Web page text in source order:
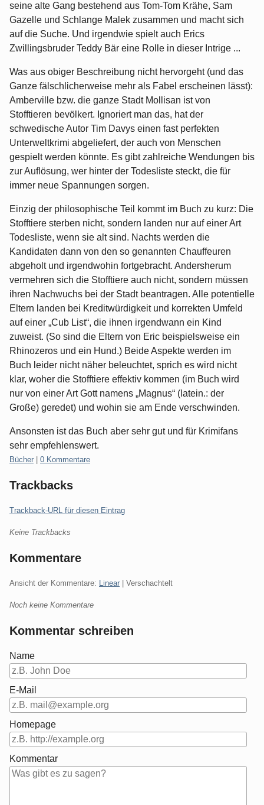
seine alte Gang bestehend aus Tom-Tom Krähe, Sam
Gazelle und Schlange Malek zusammen und macht sich
auf die Suche. Und irgendwie spielt auch Erics
Zwillingsbruder Teddy Bär eine Rolle in dieser Intrige ...
Was aus obiger Beschreibung nicht hervorgeht (und das
Ganze fälschlicherweise mehr als Fabel erscheinen lässt):
Amberville bzw. die ganze Stadt Mollisan ist von
Stofftieren bevölkert. Ignoriert man das, hat der
schwedische Autor Tim Davys einen fast perfekten
Unterweltkrimi abgeliefert, der auch von Menschen
gespielt werden könnte. Es gibt zahlreiche Wendungen bis
zur Auflösung, wer hinter der Todesliste steckt, die für
immer neue Spannungen sorgen.
Einzig der philosophische Teil kommt im Buch zu kurz: Die
Stofftiere sterben nicht, sondern landen nur auf einer Art
Todesliste, wenn sie alt sind. Nachts werden die
Kandidaten dann von den so genannten Chauffeuren
abgeholt und irgendwohin fortgebracht. Andersherum
vermehren sich die Stofftiere auch nicht, sondern müssen
ihren Nachwuchs bei der Stadt beantragen. Alle potentielle
Eltern landen bei Kreditwürdigkeit und korrekten Umfeld
auf einer „Cub List“, die ihnen irgendwann ein Kind
zuweist. (So sind die Eltern von Eric beispielsweise ein
Rhinozeros und ein Hund.) Beide Aspekte werden im
Buch leider nicht näher beleuchtet, sprich es wird nicht
klar, woher die Stofftiere effektiv kommen (im Buch wird
nur von einer Art Gott namens „Magnus“ (latein.: der
Große) geredet) und wohin sie am Ende verschwinden.
Ansonsten ist das Buch aber sehr gut und für Krimifans
sehr empfehlenswert.
Kategorien:
Bücher 0 Kommentare
Trackbacks
Trackback-URL für diesen Eintrag
Keine Trackbacks
Kommentare
Ansicht der Kommentare: Linear | Verschachtelt
Noch keine Kommentare
Kommentar schreiben
Name
E-Mail
Homepage
Kommentar